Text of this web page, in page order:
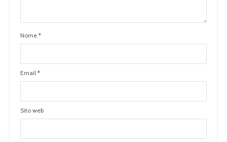
Nome *
Email *
Sito web